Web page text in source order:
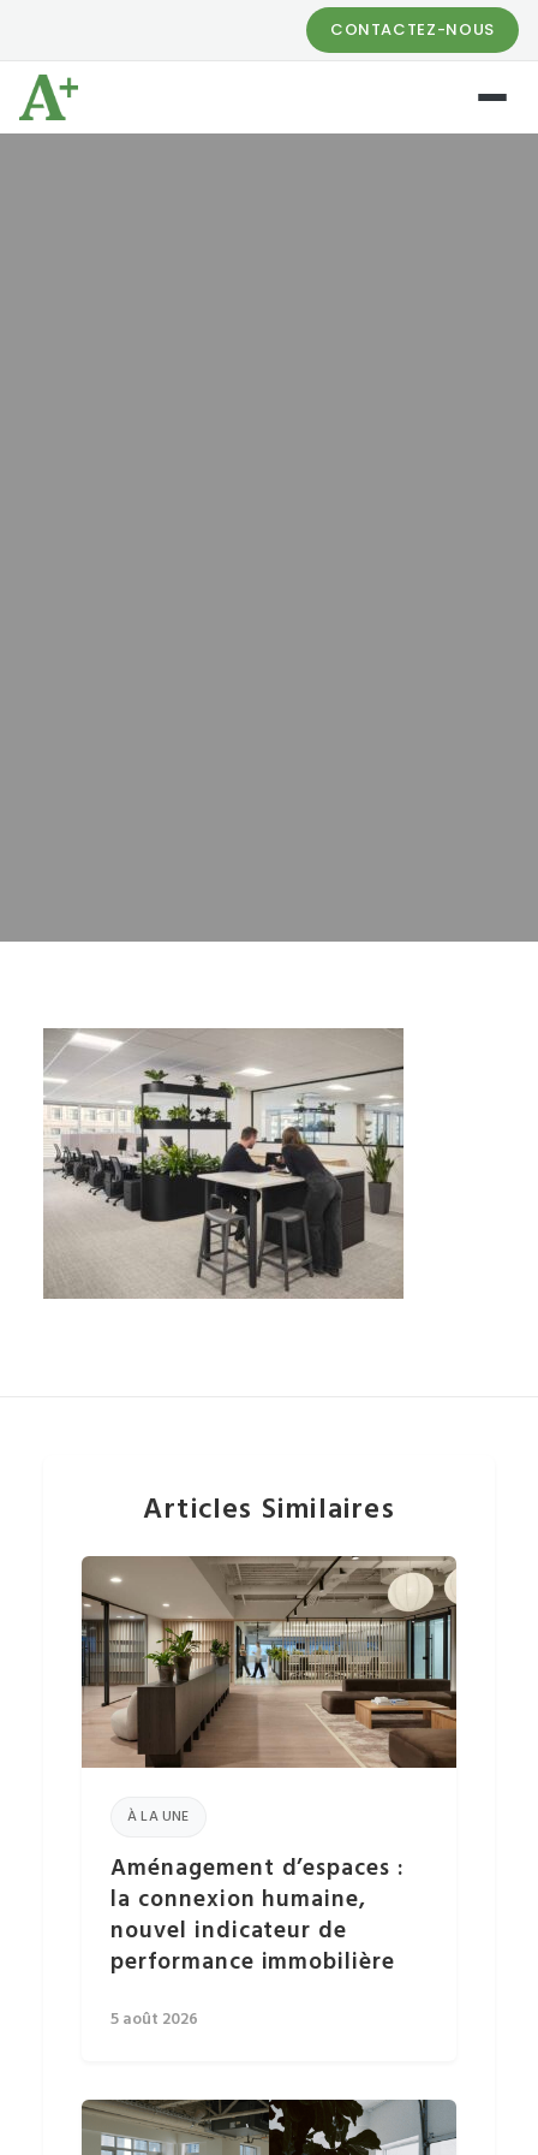
CONTACTEZ-NOUS
Articles Similaires
À LA UNE
Aménagement d’espaces :
la connexion humaine,
nouvel indicateur de
performance immobilière
5 août 2026